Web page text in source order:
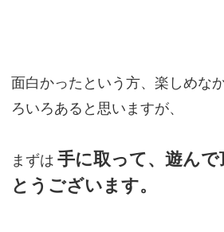
面白かったという方、楽しめな
ろいろあると思いますが、
まずは 手に取って、遊ん
とうございます。